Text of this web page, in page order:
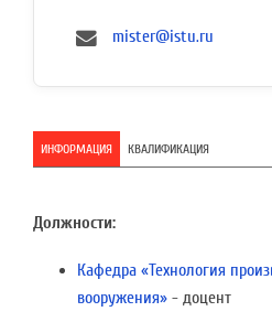
mister@istu.ru
ИНФОРМАЦИЯ КВАЛИФИКАЦИЯ
Должности:
Кафедра «Технология
вооружения» - доцент